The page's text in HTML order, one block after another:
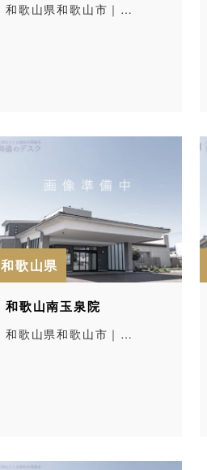
和歌山県和歌山市｜…
和歌山県
和歌山南玉泉院
和歌山県和歌山市｜…